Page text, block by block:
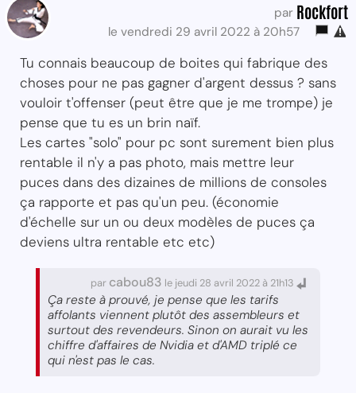
par Rockfort
le vendredi 29 avril 2022 à 20h57
Tu connais beaucoup de boites qui fabrique des
choses pour ne pas gagner d'argent dessus ? sans
vouloir t'offenser (peut être que je me trompe) je
pense que tu es un brin naïf.
Les cartes "solo" pour pc sont surement bien plus
rentable il n'y a pas photo, mais mettre leur
puces dans des dizaines de millions de consoles
ça rapporte et pas qu'un peu. (économie
d'échelle sur un ou deux modèles de puces ça
deviens ultra rentable etc etc)
par cabou83 le jeudi 28 avril 2022 à 21h13
Ça reste à prouvé, je pense que les tarifs
affolants viennent plutôt des assembleurs et
surtout des revendeurs. Sinon on aurait vu les
chiffre d'affaires de Nvidia et d'AMD triplé ce
qui n'est pas le cas.